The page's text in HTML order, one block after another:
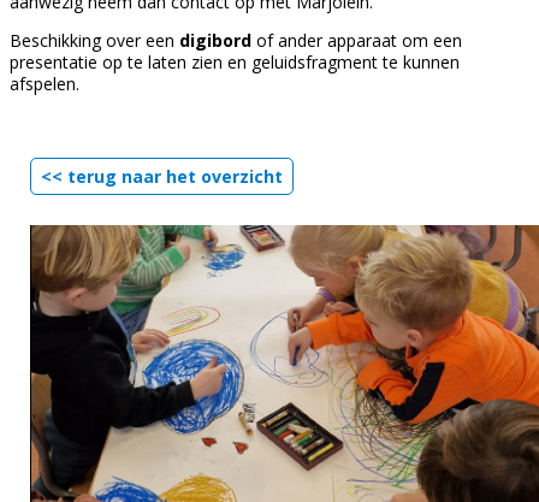
Beschikking over een digibord of ander apparaat om een
presentatie op te laten zien en geluidsfragment te kunnen
afspelen.
<< terug naar het overzicht